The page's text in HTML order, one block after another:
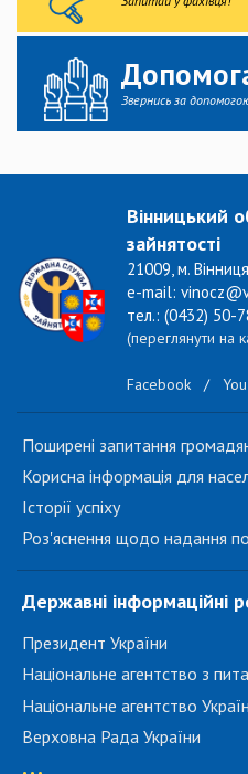
Звернись за
Вінницький
зайнятості
21009, м.
e-mail:
тел.: (0432) 50-
(переглянути на
Facebook /
Поширені запитання
Корисна інформація для
Історії успіху
Роз'яснення щодо надання
Державні інформаційні
Президент України
Національне агентство з
Національне агентство
Верховна Рада України
...